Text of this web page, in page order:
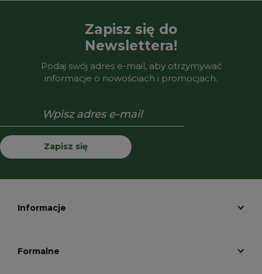
Zapisz się do
Newslettera!
Podaj swój adres e-mail, aby otrzymywać
informacje o nowościach i promocjach.
Zapisz się
Informacje
Formalne